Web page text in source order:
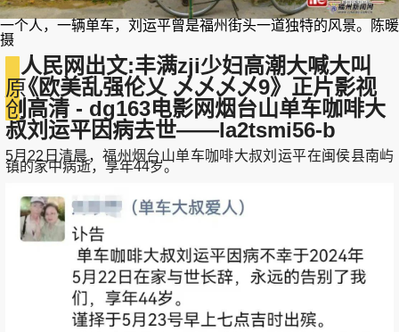
一个人，一辆单车，刘运平曾是福州街头一道独特的风景。陈暖
摄
原
创
人民网出文:丰满zji少妇高潮大喊大叫
_《欧美乱强伦乂 乄乄乄乄9》正片影视
剧高清 - dg163电影网烟台山单车咖啡大
叔刘运平因病去世——la2tsmi56-b
5月22日清晨，福州烟台山单车咖啡大叔刘运平在闽侯县南屿
镇的家中病逝，享年44岁。